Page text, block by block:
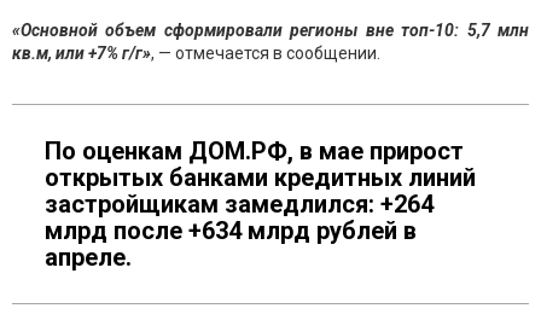
«Основной объем сформировали регионы вне топ-10: 5,7 млн
кв.м, или +7% г/г», — отмечается в сообщении.
По оценкам ДОМ.РФ, в мае прирост
открытых банками кредитных линий
застройщикам замедлился: +264
млрд после +634 млрд рублей в
апреле.